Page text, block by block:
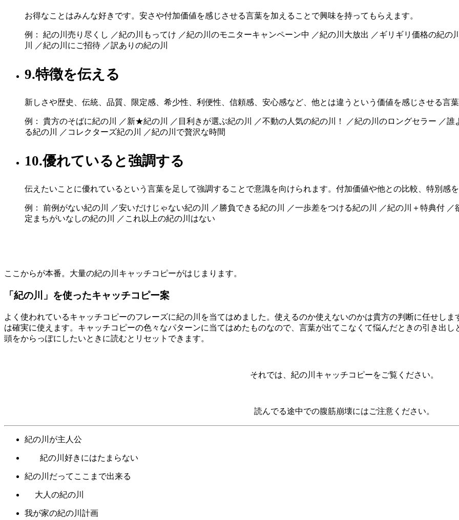
お得なことはみんな好きです。安さや付加価値を感じさせる言葉を加えることで興味を持ってもらえます。
例： 紀の川売り尽くし ／紀の川もってけ ／紀の川のモニターキャンペーン中 ／紀の川大放出 ／ギリギリ価格の紀
川 ／紀の川にご招待 ／訳ありの紀の川
9.特徴を伝える
新しさや歴史、伝統、品質、限定感、希少性、利便性、信頼感、安心感など、他とは違うという価値を感じさせる言葉
例： 貴方のそばに紀の川 ／新★紀の川 ／目利きが選ぶ紀の川 ／不動の人気の紀の川！ ／紀の川のロングセラー ／
る紀の川 ／コレクターズ紀の川 ／紀の川で贅沢な時間
10.優れていると強調する
伝えたいことに優れているという言葉を足して強調することで意識を向けられます。付加価値や他との比較、特別感を
例： 前例がない紀の川 ／安いだけじゃない紀の川 ／勝負できる紀の川 ／一歩差をつける紀の川 ／紀の川＋特典付
定まちがいなしの紀の川 ／これ以上の紀の川はない
ここからが本番。大量の紀の川キャッチコピーがはじまります。
「紀の川」を使ったキャッチコピー案
よく使われているキャッチコピーのフレーズに紀の川を当てはめました。使えるのか使えないのかは貴方の判断に任せし
は確実に使えます。キャッチコピーの色々なパターンに当てはめたものなので、言葉が出てこなくて悩んだときの引き出
頭をからっぽにしたいときに読むとリセットできます。
それでは、紀の川キャッチコピーをご覧ください。
読んでる途中での腹筋崩壊にはご注意ください。
紀の川が主人公
紀の川好きにはたまらない
紀の川だってここまで出来る
大人の紀の川
我が家の紀の川計画